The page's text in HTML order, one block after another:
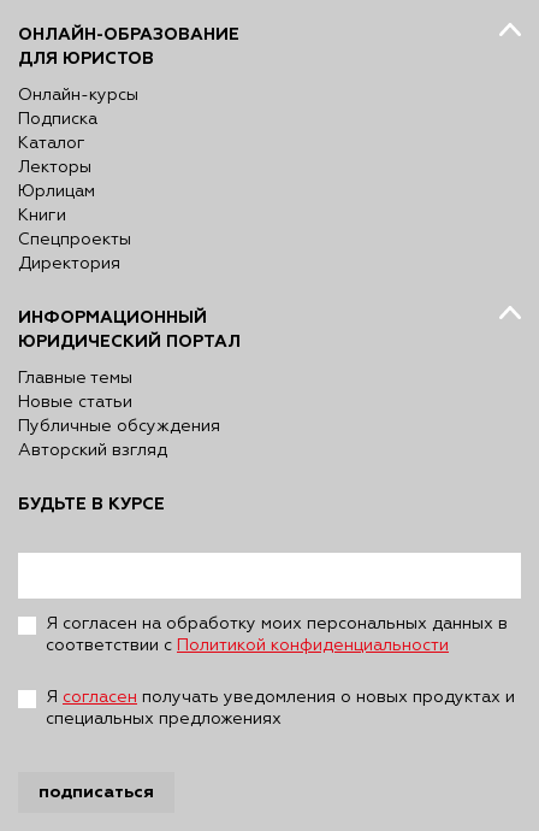
ОНЛАЙН-ОБРАЗОВАНИЕ
ДЛЯ ЮРИСТОВ
Онлайн-курсы
Подписка
Каталог
Лекторы
Юрлицам
Книги
Спецпроекты
Директория
ИНФОРМАЦИОННЫЙ
ЮРИДИЧЕСКИЙ ПОРТАЛ
Главные темы
Новые статьи
Публичные обсуждения
Авторский взгляд
БУДЬТЕ В КУРСЕ
Я согласен на обработку моих персональных данных в
соответствии с
Политикой конфиденциальности
Я согласен получать уведомления о новых продуктах и
специальных предложениях
подписаться